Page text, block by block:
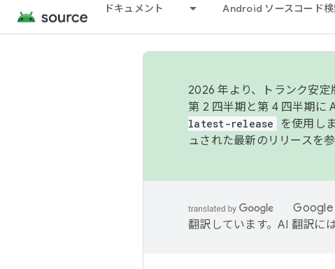
ドキュメント Android ソースコード検
2026 年より、トランク安定
第 2 四半期と第 4 四半期に
latest-release
を使用しま
ュされた最新のリリースを
Google
翻訳しています。AI 翻訳に